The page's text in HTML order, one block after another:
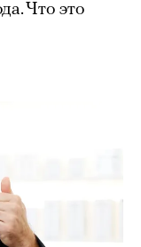
Что это